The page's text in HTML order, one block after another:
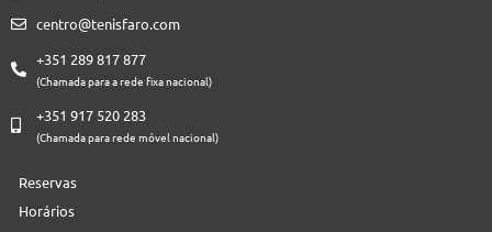
centro@tenisfaro.com
+351 289 817 877
(Chamada para a rede fixa nacional)
+351 917 520 283
(Chamada para rede móvel nacional)
Reservas
Horários